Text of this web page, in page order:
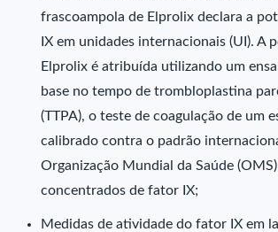
frascoampola de Elprolix declara a
IX em unidades internacionais (UI). A
Elprolix é atribuída utilizando um
base no tempo de trombloplastina
(TTPA), o teste de coagulação de um
calibrado contra o padrão
Organização Mundial da Saúde
concentrados de fator IX;
Medidas de atividade do fator IX em